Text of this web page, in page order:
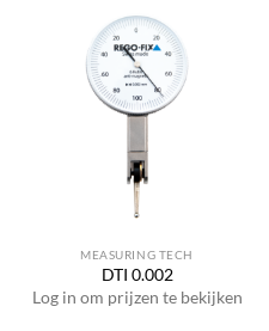
MEASURING TECH
DTI 0.002
Log in om prijzen te bekijken